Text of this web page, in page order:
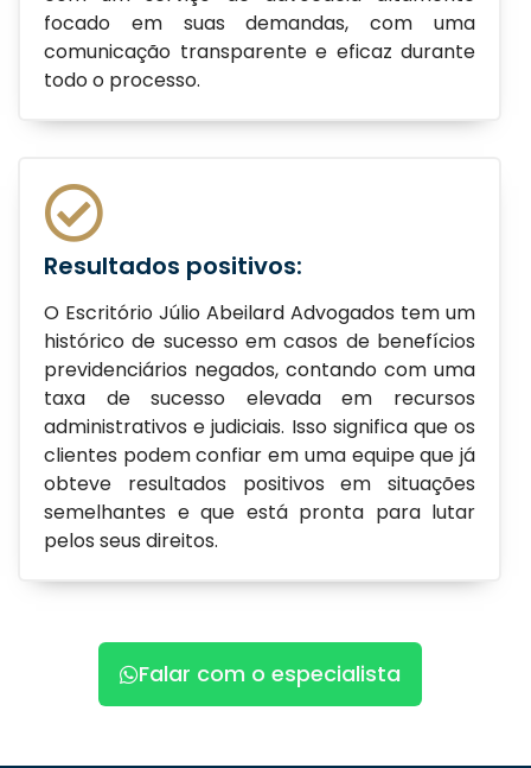
focado em suas demandas, com uma
comunicação transparente e eficaz durante
todo o processo.
Resultados positivos:
O Escritório Júlio Abeilard Advogados tem um
histórico de sucesso em casos de benefícios
previdenciários negados, contando com uma
taxa de sucesso elevada em recursos
administrativos e judiciais. Isso significa que os
clientes podem confiar em uma equipe que já
obteve resultados positivos em situações
semelhantes e que está pronta para lutar
pelos seus direitos.
Falar com o especialista